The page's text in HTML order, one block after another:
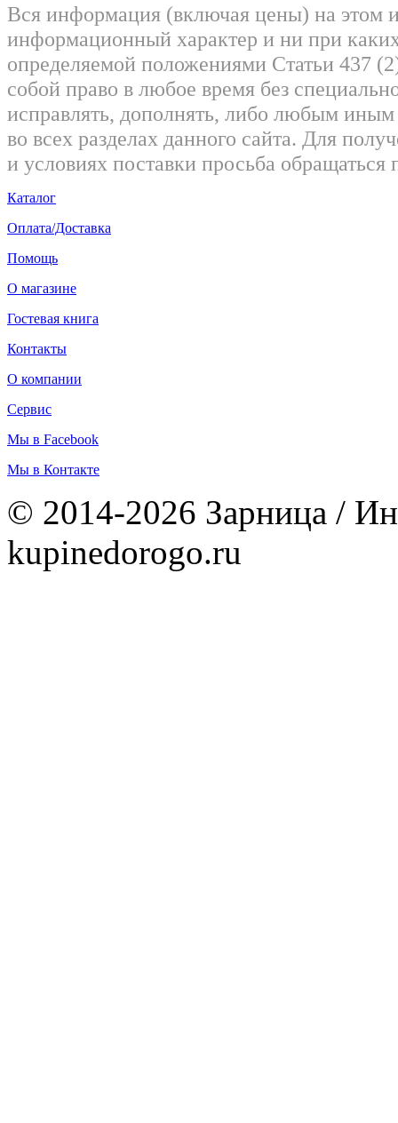
Вся информация (включая цены) на этом
информационный характер и ни при
определяемой положениями Статьи 437
собой право в любое время без
исправлять, дополнять, либо любым
во всех разделах данного сайта. Для
и условиях поставки просьба
Каталог
Оплата/Доставка
Помощь
О магазине
Гостевая книга
Контакты
О компании
Сервис
Мы в Facebook
Мы в Контакте
© 2014-2026 Зарница /
kupinedorogo.ru